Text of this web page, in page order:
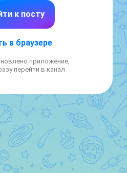
пера. На практико-
ребята примерили
кто каждый день
голливудского
— разбирали, как
экономическая
страны.
с ЧПУ — знакомство с
где ошибка в цифре
миллионы.
к посту
в браузере
приложение,
перейти в канал